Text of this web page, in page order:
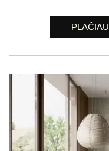
PLAČIAU